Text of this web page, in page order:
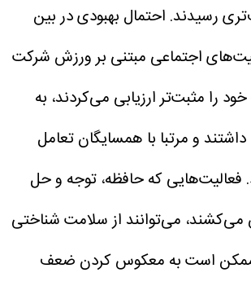
رسیدند. احتمال بهبودی در بین
اجتماعی مبتنی بر ورزش شرکت
را مثبت‌تر ارزیابی می‌کردند، به
و مرتبا با همسایگان تعامل
فعالیت‌هایی که حافظه، توجه و حل
می‌کشند، می‌توانند از سلامت شناختی
ممکن است به معکوس کردن ضعف